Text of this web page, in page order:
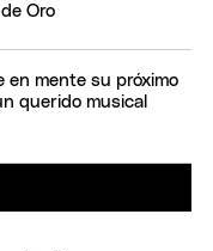
Oro
en mente su próximo
querido musical